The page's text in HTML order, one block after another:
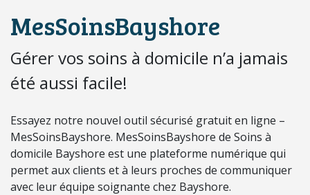
MesSoinsBayshore
Gérer vos soins à domicile n’a jamais
été aussi facile!
Essayez notre nouvel outil sécurisé gratuit en ligne –
MesSoinsBayshore. MesSoinsBayshore de Soins à
domicile Bayshore est une plateforme numérique qui
permet aux clients et à leurs proches de communiquer
avec leur équipe soignante chez Bayshore.